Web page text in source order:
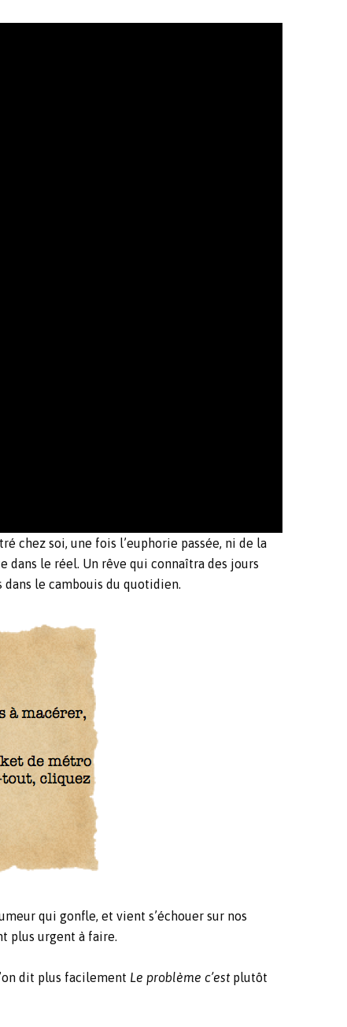
chez soi, une fois l’euphorie passée, ni de la
dans le réel. Un rêve qui connaîtra des jours
dans le cambouis du quotidien.
qui gonfle, et vient s’échouer sur nos
plus urgent à faire.
dit plus facilement Le problème c’estplutôt